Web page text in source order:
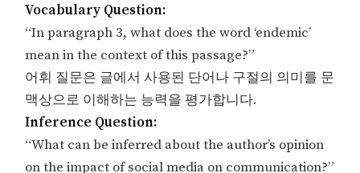
Vocabulary Question:
“In paragraph 3, what does the word ‘endemic’
mean in the context of this passage?”
어휘 질문은 글에서 사용된 단어나 구절의 의미를 문
맥상으로 이해하는 능력을 평가합니다.
Inference Question:
“What can be inferred about the author’s opinion
on the impact of social media on communication?”